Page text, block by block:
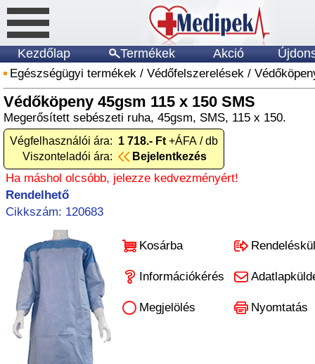
Kezdőlap Termékek Akció
Egészségügyi termékek / Védőfelszerelések /
Védőköpeny 45gsm 115 x 150 SMS
Megerősített sebészeti ruha, 45gsm, SMS, 115 x 150.
Végfelhasználói ára: 1 718.- Ft +ÁFA / db
Viszonteladói ára:
Bejelentkezés
Ha máshol olcsóbb, jelezze kedvezményért!
Rendelhető
Cikkszám: 120683
Kosárba
Információkérés
Megjelölés Nyomtatás